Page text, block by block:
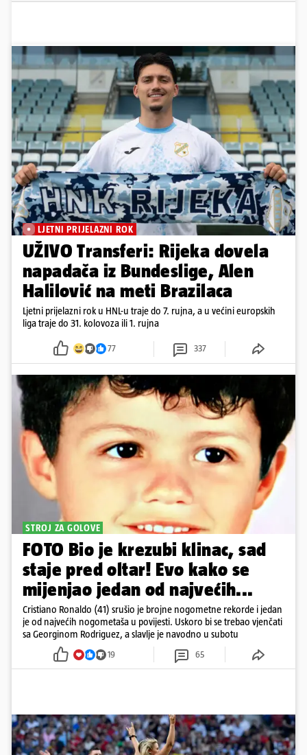
LJETNI PRIJELAZNI ROK
UŽIVO Transferi: Rijeka dovela
napadača iz Bundeslige, Alen
Halilović na meti Brazilaca
Ljetni prijelazni rok u HNL-u traje do 7. rujna, a u većini europskih
liga traje do 31. kolovoza ili 1. rujna
77 337
STROJ ZA GOLOVE
FOTO Bio je krezubi klinac, sad
staje pred oltar! Evo kako se
mijenjao jedan od najvećih...
Cristiano Ronaldo (41) srušio je brojne nogometne rekorde i jedan
je od najvećih nogometaša u povijesti. Uskoro bi se trebao vjenčati
sa Georginom Rodriguez, a slavlje je navodno u subotu
19 65